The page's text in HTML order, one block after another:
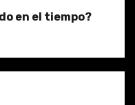
en el tiempo?